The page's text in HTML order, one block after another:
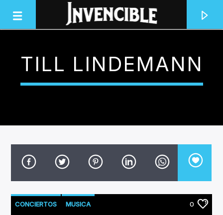
INVENCIBLE RADIO
JUNTOS SOMOS INVENCIBLES
TILL LINDEMANN
CONCIERTOS MUSICA 0